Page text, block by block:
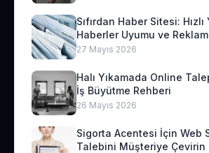
Sıfırdan Haber Sitesi:
Haberler Uyumu ve
27 Mayıs 2026
Halı Yıkamada Online
İş Büyütme Rehberi
26 Mayıs 2026
Sigorta Acentesi İçin Web
Talebini Müşteriye Çevirin